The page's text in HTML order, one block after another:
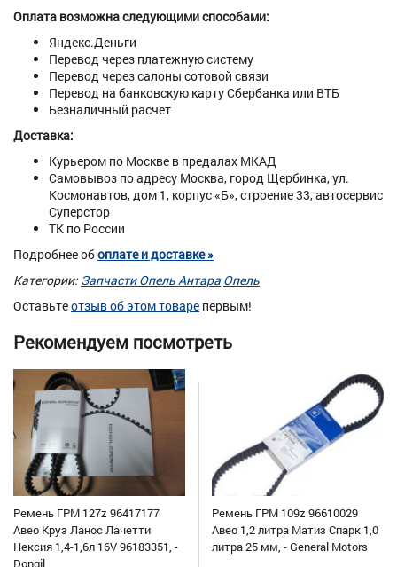
Оплата возможна следующими способами:
Яндекс.Деньги
Перевод через платежную систему
Перевод через салоны сотовой связи
Перевод на банковскую карту Сбербанка или ВТБ
Безналичный расчет
Доставка:
Курьером по Москве в предалах МКАД
Самовывоз по адресу Москва, город Щербинка, ул.
Космонавтов, дом 1, корпус «Б», строение 33, автосервис
Суперстор
ТК по России
Подробнее обоплате и доставке »
Категории: Запчасти Опель Антара Опель
Оставьтеотзыв об этом товаре первым!
Рекомендуем посмотреть
Ремень ГРМ 127z 96417177
Авео Круз Ланос Лачетти
Нексия 1,4-1,6л 16V 96183351, -
Dongil
Ремень ГРМ 109z 96610029
Авео 1,2 литра Матиз Спарк 1,0
литра 25 мм, - General Motors